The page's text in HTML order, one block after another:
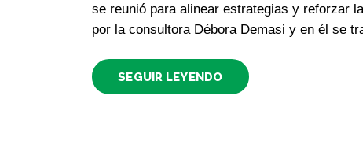
se reunió para alinear estrategias y reforzar
por la consultora Débora Demasi y en él se
SEGUIR LEYENDO